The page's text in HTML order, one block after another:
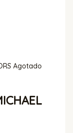
Agotado